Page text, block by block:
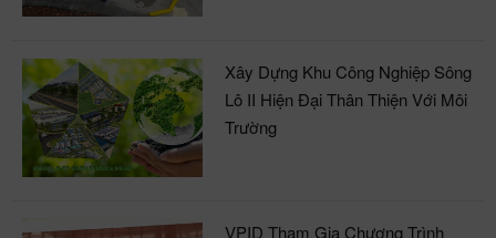
Xây Dựng Khu Công Nghiệp Sông
Lô II Hiện Đại Thân Thiện Với Môi
Trường
VPID Tham Gia Chương Trình